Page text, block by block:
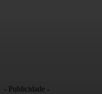
- Publicidade -